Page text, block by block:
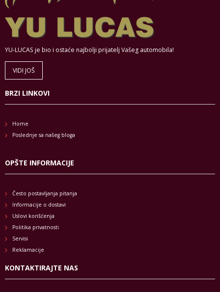
YU-LUCAS je bio i ostaće najbolji prijatelj Vašeg automobila!
VIDI JOŠ
BRZI LINKOVI
Home
Poslednje sa našeg bloga
OPŠTE INFORMACIJE
Često postavljanja pitanja
Informacije o dostavi
Uslovi korišćenja
Politika privatnosti
Servisi
Reklamacije
KONTAKTIRAJTE NAS